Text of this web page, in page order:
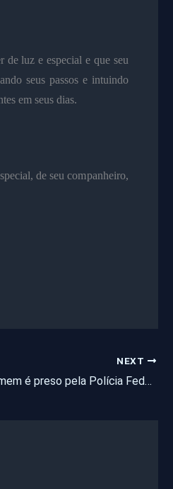
de luz e especial e que seu
seus passos e intuindo
em seus dias.
de seu companheiro,
NEXT
Homem é preso pela Polícia Federal com R$ 7,2 mil em cédulas falsas, no Ceará